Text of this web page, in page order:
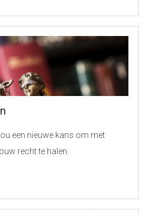
een nieuwe kans om met
recht te halen.